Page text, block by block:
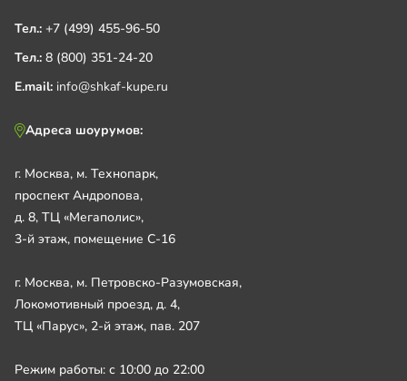
Тел.: +7 (499) 455-96-50
Тел.: 8 (800) 351-24-20
E.mail: info@shkaf-kupe.ru
Адреса шоурумов:
г. Москва, м. Технопарк,
проспект Андропова,
д. 8, ТЦ «Мегаполис»,
3-й этаж, помещение С-16
г. Москва, м. Петровско-Разумовская,
Локомотивный проезд, д. 4,
ТЦ «Парус», 2-й этаж, пав. 207
Режим работы: с 10:00 до 22:00